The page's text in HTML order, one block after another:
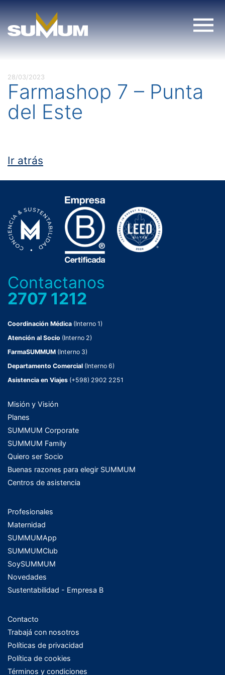
content
28/03/2023
Farmashop 7 – Punta
del Este
Ir atrás
Contactanos
2707 1212
Coordinación Médica (Interno 1)
Atención al Socio (Interno 2)
FarmaSUMMUM (Interno 3)
Departamento Comercial (Interno 6)
Asistencia en Viajes (+598) 2902 2251
Misión y Visión
Planes
SUMMUM Corporate
SUMMUM Family
Quiero ser Socio
Buenas razones para elegir SUMMUM
Centros de asistencia
Profesionales
Maternidad
SUMMUMApp
SUMMUMClub
SoySUMMUM
Novedades
Sustentabilidad - Empresa B
Contacto
Trabajá con nosotros
Políticas de privacidad
Política de cookies
Términos y condiciones